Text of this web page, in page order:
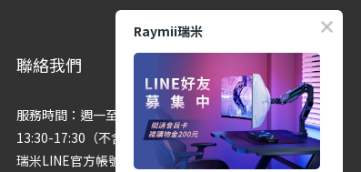
聯絡我們
服務時間：週一至週五 9:00-12:00、
13:30-17:30（不含國定假日）
瑞米LINE官方帳號：@raymii
Raymii瑞米